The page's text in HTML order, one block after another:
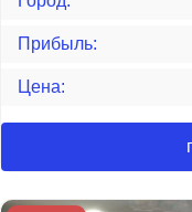
Прибыль:
Цена: